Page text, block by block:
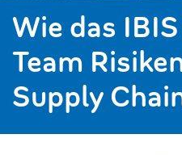
Wie das
Team
Supply